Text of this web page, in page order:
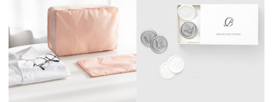
신랑신부 이름, 예식일을 인쇄할
수 있습니다.
수신인 주소, 연락처 등을 기재할
수 있습니다.